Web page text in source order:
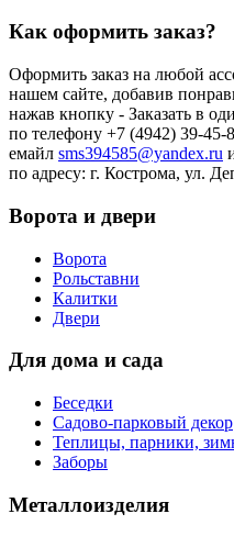
Как оформить заказ?
Оформить заказ на любой
нашем сайте, добавив
нажав кнопку - Заказать в
по телефону +7 (4942) 39-
емайл sms394585@yandex.ru
по адресу: г. Кострома, ул.
Ворота и двери
Ворота
Рольставни
Калитки
Двери
Для дома и сада
Беседки
Садово-парковый декор
Теплицы, парники,
Заборы
Металлоизделия